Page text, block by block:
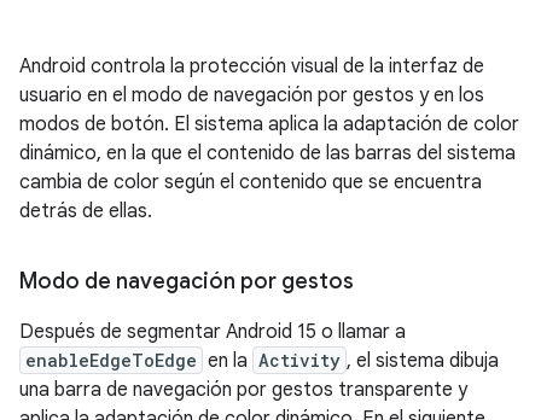
Android controla la protección visual de la interfaz de
usuario en el modo de navegación por gestos y en los
modos de botón. El sistema aplica la adaptación de color
dinámico, en la que el contenido de las barras del sistema
cambia de color según el contenido que se encuentra
detrás de ellas.
Modo de navegación por gestos
Después de segmentar Android 15 o llamar a
enableEdgeToEdge en la Activity , el sistema dibuja
una barra de navegación por gestos transparente y